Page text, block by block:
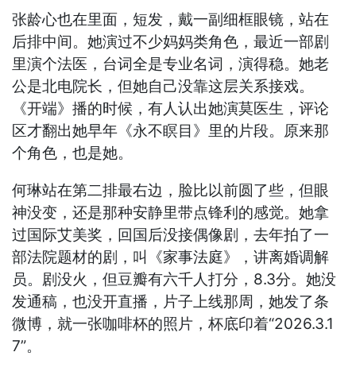
张龄心也在里面，短发，戴一副细框眼镜，站在
后排中间。她演过不少妈妈类角色，最近一部剧
里演个法医，台词全是专业名词，演得稳。她老
公是北电院长，但她自己没靠这层关系接戏。
《开端》播的时候，有人认出她演莫医生，评论
区才翻出她早年《永不瞑目》里的片段。原来那
个角色，也是她。
何琳站在第二排最右边，脸比以前圆了些，但眼
神没变，还是那种安静里带点锋利的感觉。她拿
过国际艾美奖，回国后没接偶像剧，去年拍了一
部法院题材的剧，叫《家事法庭》，讲离婚调解
员。剧没火，但豆瓣有六千人打分，8.3分。她没
发通稿，也没开直播，片子上线那周，她发了条
微博，就一张咖啡杯的照片，杯底印着“2026.3.1
7”。